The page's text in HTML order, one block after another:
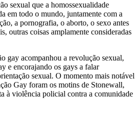
sexual que a homossexualidade
em todo o mundo, juntamente com a
a pornografia, o aborto, o sexo antes
outras coisas amplamente consideradas
gay acompanhou a revolução sexual,
e encorajando os gays a falar
sexual. O momento mais notável
Gay foram os motins de Stonewall,
à violência policial contra a comunidade